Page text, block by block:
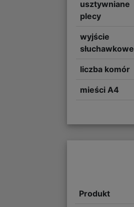
usztywniane
plecy
wyjście
słuchawkowe
liczba komór
mieści A4
Produkt